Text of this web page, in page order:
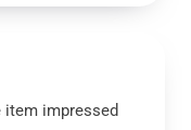
impressed